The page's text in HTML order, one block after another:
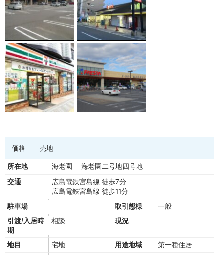
価格 売地
所在地
海老園 海老園二号地四号地
交通
広島電鉄宮島線 徒歩7分
広島電鉄宮島線 徒歩11分
駐車場
取引態様
一般
引渡/入居時
期
相談 現況
地目 宅地 用途地域
第一種住居